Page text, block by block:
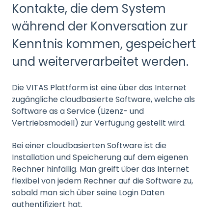
Kontakte, die dem System
während der Konversation zur
Kenntnis kommen, gespeichert
und weiterverarbeitet werden.
Die VITAS Plattform ist eine über das Internet
zugängliche cloudbasierte Software, welche als
Software as a Service (Lizenz- und
Vertriebsmodell) zur Verfügung gestellt wird.
Bei einer cloudbasierten Software ist die
Installation und Speicherung auf dem eigenen
Rechner hinfällig. Man greift über das Internet
flexibel von jedem Rechner auf die Software zu,
sobald man sich über seine Login Daten
authentifiziert hat.